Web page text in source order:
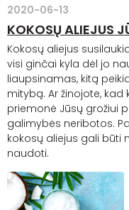
2020-06-13
KOKOSŲ ALIEJUS
Kokosų aliejus
visi ginčai kyla dėl jo
liaupsinamas, kitą
mitybą. Ar žinojote,
priemonė Jūsų grožiui
galimybės neribotos.
kokosų aliejus gali būti
naudoti.